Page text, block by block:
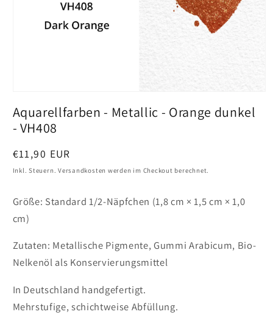
in
Vollansicht
öffnen
Aquarellfarben - Metallic - Orange dunkel
- VH408
Preis
€11,90 EUR
Inkl. Steuern. Versandkosten werden im Checkout berechnet.
Größe: Standard 1/2-Näpfchen (1,8 cm × 1,5 cm × 1,0
cm)
Zutaten: Metallische Pigmente, Gummi Arabicum, Bio-
Nelkenöl als Konservierungsmittel
In Deutschland handgefertigt.
Mehrstufige, schichtweise Abfüllung.